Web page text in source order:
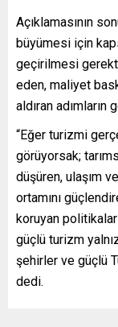
Açıklamasının
büyümesi için
geçirilmesi
eden, maliyet
aldıran adımların
“Eğer turizmi
görüyorsak;
düşüren, ulaşım
ortamını
koruyan
güçlü turizm
şehirler ve güçlü
dedi.